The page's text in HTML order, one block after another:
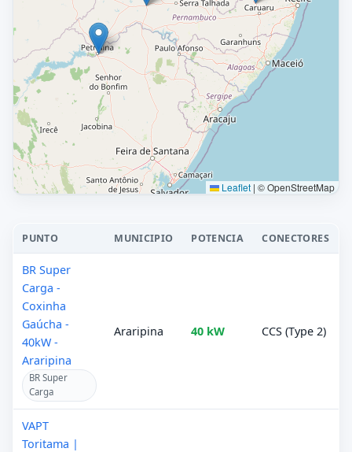
Leaflet | © OpenStreetMap
PUNTO MUNICIPIO POTENCIA CONECTORES
BR Super
Carga -
Coxinha
Gaúcha -
40kW -
Araripina
BR Super
Carga
Araripina 40 kW CCS (Type 2)
VAPT
Toritama |